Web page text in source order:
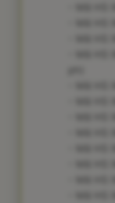
- Mã
- Mã
- Mã
- Mã
- Mã
- Mã
- Mã
- Mã
- Mã
- Mã